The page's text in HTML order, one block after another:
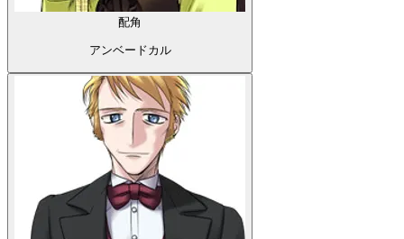
配角
アンベードカル